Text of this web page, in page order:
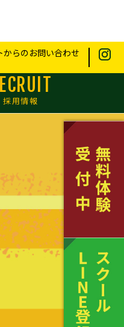
採用情報
からのお問い合わせ